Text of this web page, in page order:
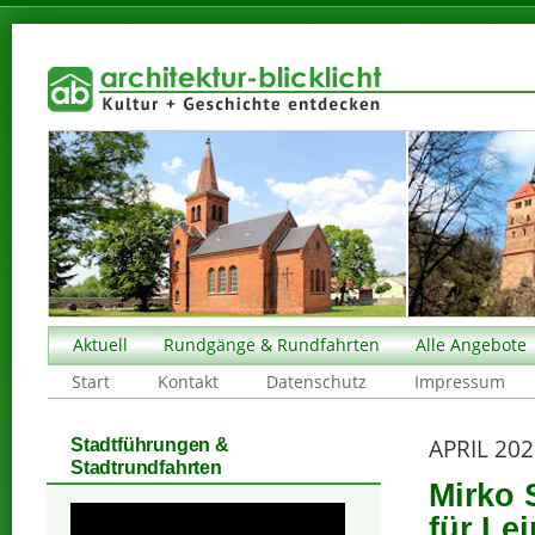
Aktuell Rundgänge & Rundfahrten
Alle Angebote
Start
Kontakt Datenschutz Impressum
APRIL
Mirko
Stadtführungen &
Stadtrundfahrten